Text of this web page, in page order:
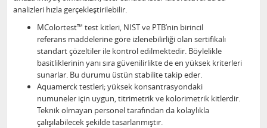
analizleri hızla gerçekleştirilebilir.
MColortest™ test kitleri, NIST ve PTB’nin birincil
referans maddelerine göre izlenebilirliği olan sertifikalı
standart çözeltiler ile kontrol edilmektedir. Böylelikle
basitliklerinin yanı sıra güvenilirlikte de en yüksek kriterleri
sunarlar. Bu durumu üstün stabilite takip eder.
Aquamerck testleri; yüksek konsantrasyondaki
numuneler için uygun, titrimetrik ve kolorimetrik kitlerdir.
Teknik olmayan personel tarafından da kolaylıkla
çalışılabilecek şekilde tasarlanmıştır.